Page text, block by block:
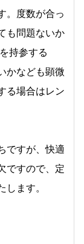
。度数が合っ
も問題ないか
持参する
かなども顕微
る場合はレン
ですが、快適
ですので、定
します。